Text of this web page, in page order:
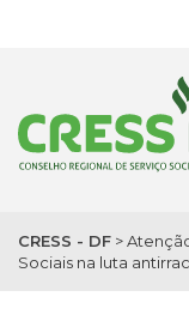
CRESS - DF >
Sociais na luta